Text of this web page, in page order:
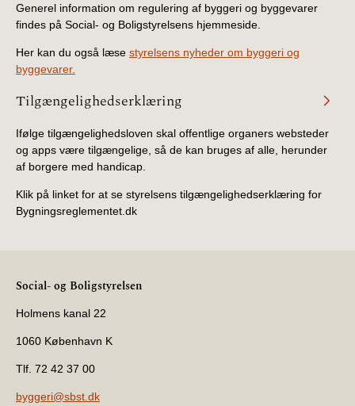
Generel information om regulering af byggeri og byggevarer
findes på Social- og Boligstyrelsens hjemmeside.
Her kan du også læse styrelsens nyheder om byggeri og
byggevarer.
Tilgængelighedserklæring
Ifølge tilgængelighedsloven skal offentlige organers websteder
og apps være tilgængelige, så de kan bruges af alle, herunder
af borgere med handicap.
Klik på linket for at se styrelsens tilgængelighedserklæring for
Bygningsreglementet.dk
Social- og Boligstyrelsen
Holmens kanal 22
1060 København K
Tlf. 72 42 37 00
byggeri@sbst.dk